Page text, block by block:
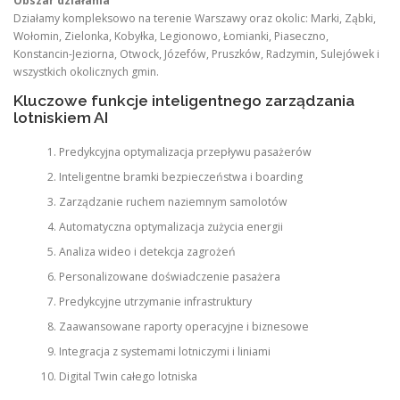
Działamy kompleksowo na terenie Warszawy oraz okolic: Marki, Ząbki,
Wołomin, Zielonka, Kobyłka, Legionowo, Łomianki, Piaseczno,
Konstancin-Jeziorna, Otwock, Józefów, Pruszków, Radzymin, Sulejówek i
wszystkich okolicznych gmin.
Kluczowe funkcje inteligentnego zarządzania
lotniskiem AI
Predykcyjna optymalizacja przepływu pasażerów
Inteligentne bramki bezpieczeństwa i boarding
Zarządzanie ruchem naziemnym samolotów
Automatyczna optymalizacja zużycia energii
Analiza wideo i detekcja zagrożeń
Personalizowane doświadczenie pasażera
Predykcyjne utrzymanie infrastruktury
Zaawansowane raporty operacyjne i biznesowe
Integracja z systemami lotniczymi i liniami
Digital Twin całego lotniska